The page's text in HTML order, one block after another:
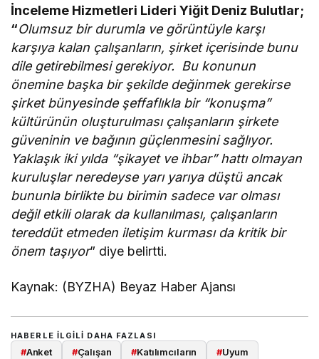
İnceleme Hizmetleri Lideri Yiğit Deniz Bulutlar;
“Olumsuz bir durumla ve görüntüyle karşı
karşıya kalan çalışanların, şirket içerisinde bunu
dile getirebilmesi gerekiyor. Bu konunun
önemine başka bir şekilde değinmek gerekirse
şirket bünyesinde şeffaflıkla bir “konuşma”
kültürünün oluşturulması çalışanların şirkete
güveninin ve bağının güçlenmesini sağlıyor.
Yaklaşık iki yılda “şikayet ve ihbar” hattı olmayan
kuruluşlar neredeyse yarı yarıya düştü ancak
bununla birlikte bu birimin sadece var olması
değil etkili olarak da kullanılması, çalışanların
tereddüt etmeden iletişim kurması da kritik bir
önem taşıyor” diye belirtti.
Kaynak: (BYZHA) Beyaz Haber Ajansı
HABERLE ILGILI DAHA FAZLASI
#Anket #Çalışan #Katılımcıların #Uyum